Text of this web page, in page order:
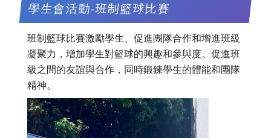
學生會活動-班制籃球比賽
班制籃球比賽激勵學生、促進團隊合作和增進班級
凝聚力，增加學生對籃球的興趣和參與度。促進班
級之間的友誼與合作，同時鍛鍊學生的體能和團隊
精神。